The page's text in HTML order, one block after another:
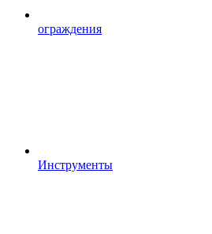
ограждения
Инструменты